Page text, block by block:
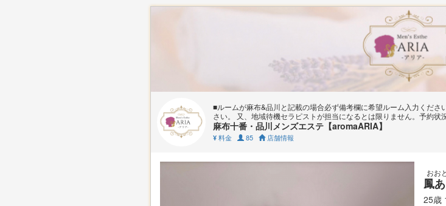
■ルームが麻布&品川と記載の場合必ず備考欄に希望ルーム入力くだ
さい。 又、地域待機セラピストが担当になるとは限りません。予約状
麻布十番・品川メンズエステ【aromaARIA】
¥ 料金 85 店舗情報
おお
鳳
25歳